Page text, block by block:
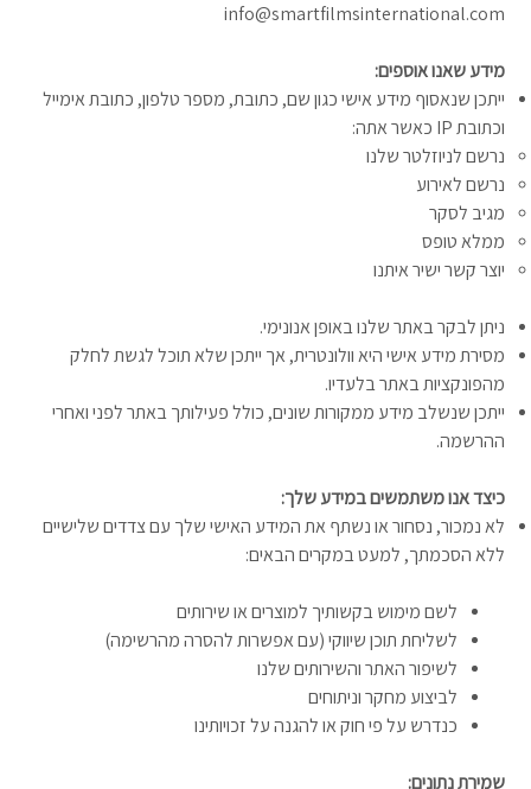
info@smartfilmsinternational.com
מידע שאנו אוספים:
ייתכן שנאסוף מידע אישי כגון שם, כתובת, מספר טלפון, כתובת אימייל
וכתובת IP כאשר אתה:
נרשם לניוזלטר שלנו
נרשם לאירוע
מגיב לסקר
ממלא טופס
יוצר קשר ישיר איתנו
ניתן לבקר באתר שלנו באופן אנונימי.
מסירת מידע אישי היא וולונטרית, אך ייתכן שלא תוכל לגשת לחלק
מהפונקציות באתר בלעדיו.
ייתכן שנשלב מידע ממקורות שונים, כולל פעילותך באתר לפני ואחרי
ההרשמה.
כיצד אנו משתמשים במידע שלך:
לא נמכור, נסחור או נשתף את המידע האישי שלך עם צדדים שלישיים
ללא הסכמתך, למעט במקרים הבאים:
לשם מימוש בקשותיך למוצרים או שירותים
לשליחת תוכן שיווקי (עם אפשרות להסרה מהרשימה)
לשיפור האתר והשירותים שלנו
לביצוע מחקר וניתוחים
כנדרש על פי חוק או להגנה על זכויותינו
שמירת נתונים: